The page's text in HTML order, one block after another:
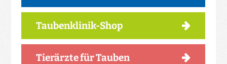
Taubenklinik-Shop
Tierärzte für Tauben